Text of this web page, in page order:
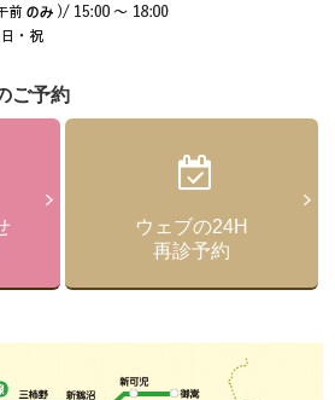
ご予約
ウェブの24H
再診予約